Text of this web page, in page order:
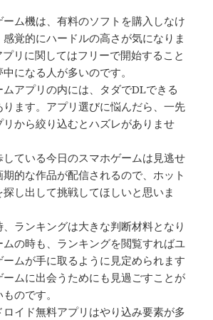
ーム機は、有料のソフトを購入しなけ
覚的にハードルの高さが気になりま
リに関してはフリーで開始すること
になる人が多いのです。
アプリの内には、タダでDLできる
ります。アプリ選びに悩んだら、一先
から絞り込むとハズレがありませ
ている今日のスマホゲームは見逃せ
期的な作品が配信されるので、ホット
し出して挑戦してほしいと思いま
ランキングは大きな判断材料となり
ムの時も、ランキングを閲覧すればユ
ムが手に取るように見定められます
ームに出会うためにも見過ごすことが
のです。
イド無料アプリはやり込み要素が多